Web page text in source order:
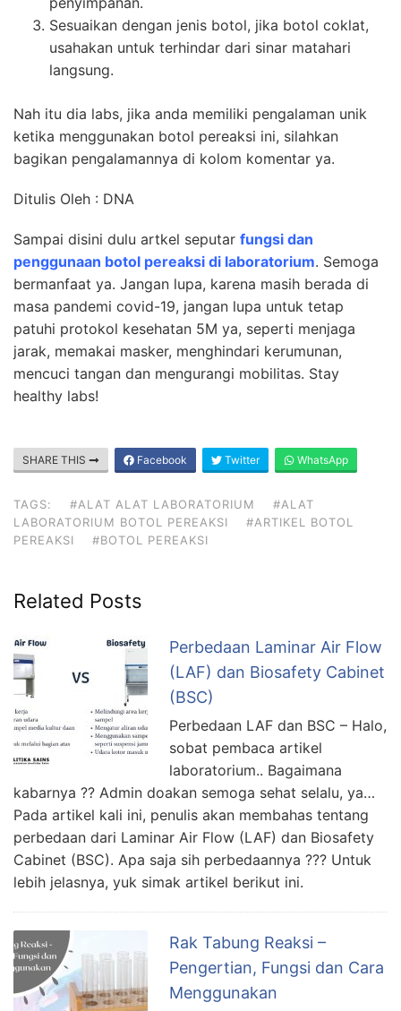
Sesuaikan dengan jenis botol, jika botol coklat,
usahakan untuk terhindar dari sinar matahari
langsung.
Nah itu dia labs, jika anda memiliki pengalaman unik
ketika menggunakan botol pereaksi ini, silahkan
bagikan pengalamannya di kolom komentar ya.
Ditulis Oleh : DNA
Sampai disini dulu artkel seputar fungsi dan
penggunaan botol pereaksi di laboratorium. Semoga
bermanfaat ya. Jangan lupa, karena masih berada di
masa pandemi covid-19, jangan lupa untuk tetap
patuhi protokol kesehatan 5M ya, seperti menjaga
jarak, memakai masker, menghindari kerumunan,
mencuci tangan dan mengurangi mobilitas. Stay
healthy labs!
SHARE THIS Facebook Twitter WhatsApp
TAGS: #ALAT ALAT LABORATORIUM
#ALAT
LABORATORIUM BOTOL PEREAKSI
#ARTIKEL BOTOL
PEREAKSI
#BOTOL PEREAKSI
Related Posts
Perbedaan Laminar Air Flow
(LAF) dan Biosafety Cabinet
(BSC)
Perbedaan LAF dan BSC – Halo,
sobat pembaca artikel
laboratorium.. Bagaimana
kabarnya ?? Admin doakan semoga sehat selalu, ya…
Pada artikel kali ini, penulis akan membahas tentang
perbedaan dari Laminar Air Flow (LAF) dan Biosafety
Cabinet (BSC). Apa saja sih perbedaannya ??? Untuk
lebih jelasnya, yuk simak artikel berikut ini.
Rak Tabung Reaksi –
Pengertian, Fungsi dan Cara
Menggunakan